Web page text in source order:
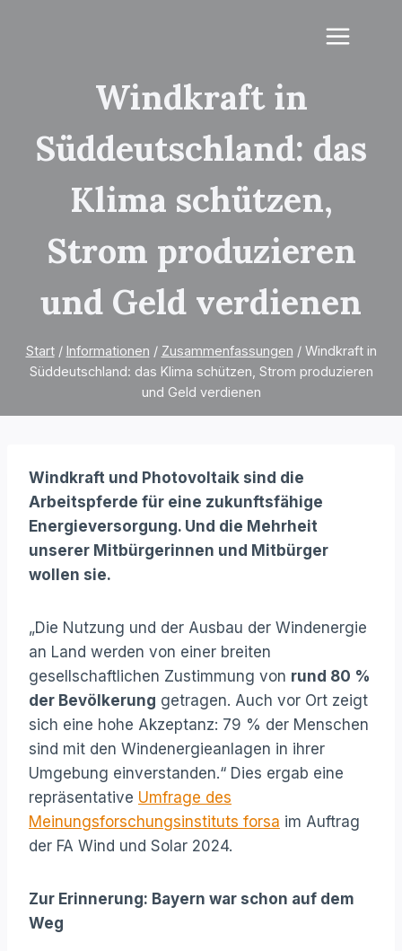
Windkraft in
Süddeutschland: das
Klima schützen,
Strom produzieren
und Geld verdienen
Start / Informationen / Zusammenfassungen / Windkraft in
Süddeutschland: das Klima schützen, Strom produzieren
und Geld verdienen
Windkraft und Photovoltaik sind die
Arbeitspferde für eine zukunftsfähige
Energieversorgung. Und die Mehrheit
unserer Mitbürgerinnen und Mitbürger
wollen sie.
„Die Nutzung und der Ausbau der Windenergie
an Land werden von einer breiten
gesellschaftlichen Zustimmung von rund 80 %
der Bevölkerung getragen. Auch vor Ort zeigt
sich eine hohe Akzeptanz: 79 % der Menschen
sind mit den Windenergieanlagen in ihrer
Umgebung einverstanden.“ Dies ergab eine
repräsentative Umfrage des
Meinungsforschungsinstituts forsa im Auftrag
der FA Wind und Solar 2024.
Zur Erinnerung: Bayern war schon auf dem
Weg